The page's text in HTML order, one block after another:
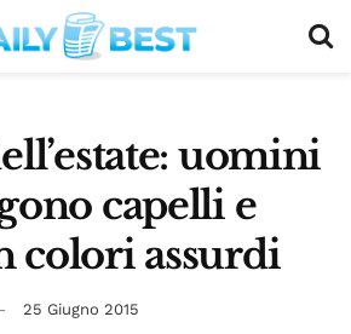
uomini
capelli e
colori assurdi
25 Giugno 2015